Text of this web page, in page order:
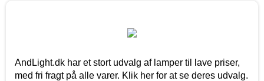
AndLight.dk har et stort udvalg af lamper til lave priser,
med fri fragt på alle varer. Klik her for at se deres udvalg.